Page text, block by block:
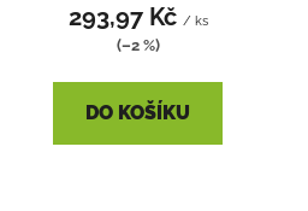
293,97 Kč / ks
(–2 %)
DO KOŠÍKU